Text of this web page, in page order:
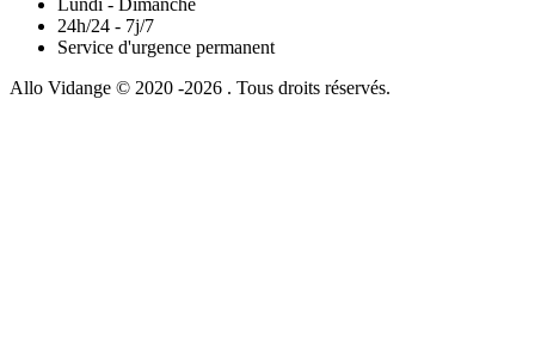
24h/24 - 7j/7
Service d'urgence permanent
Allo Vidange © 2020 -2026 . Tous droits réservés.